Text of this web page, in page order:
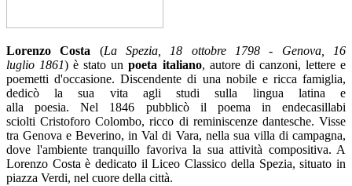
Lorenzo Costa (La Spezia, 18 ottobre 1798 - Genova, 16
luglio 1861) è stato unpoeta italiano, autore di canzoni, lettere e
poemetti d'occasione. Discendente di una nobile e ricca famiglia,
dedicò la sua vita agli studi sulla lingua latina e
alla poesia. Nel 1846 pubblicò il poema in endecasillabi
sciolti Cristoforo Colombo, ricco di reminiscenze dantesche. Visse
tra Genova e Beverino, in Val di Vara, nella sua villa di campagna,
dove l'ambiente tranquillo favoriva la sua attività compositiva. A
Lorenzo Costa è dedicato il Liceo Classico della Spezia, situato in
piazza Verdi, nel cuore della città.